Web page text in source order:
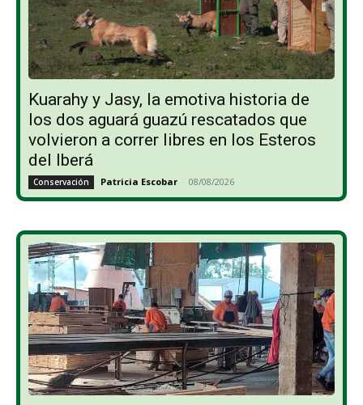
Kuarahy y Jasy, la emotiva historia de
los dos aguará guazú rescatados que
volvieron a correr libres en los Esteros
del Iberá
Conservación Patricia Escobar - 08/08/2026